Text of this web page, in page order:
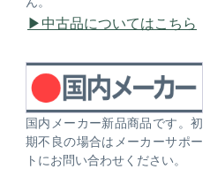
中古品についてはこちら
国内メーカー新品商品です。初
期不良の場合はメーカーサポー
トにお問い合わせください。